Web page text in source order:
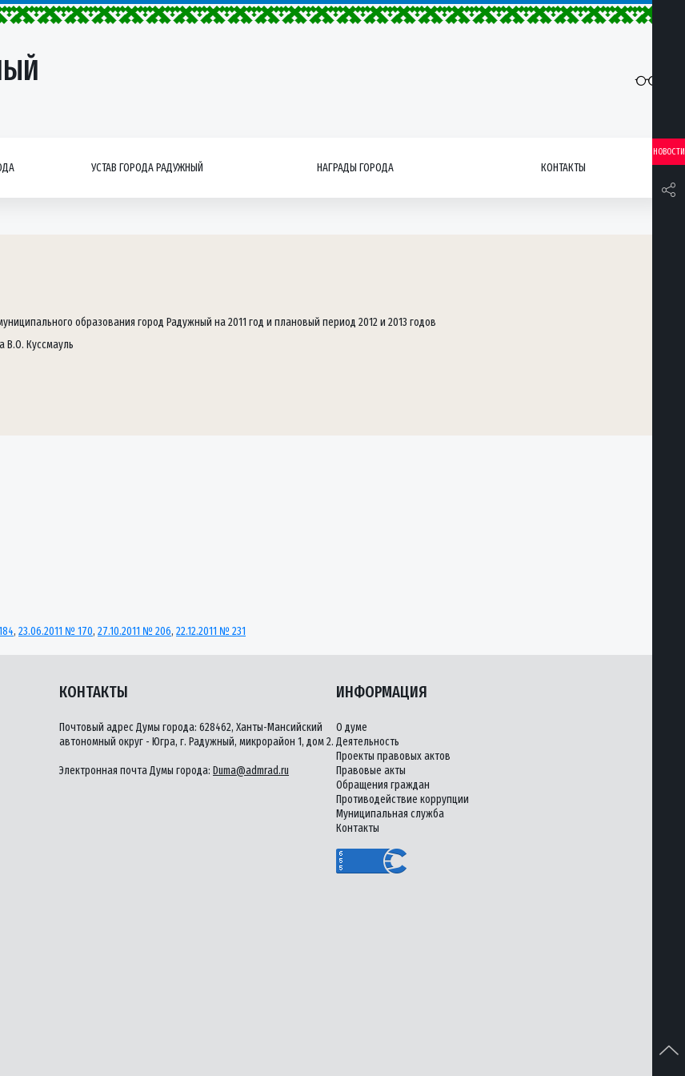
УСТАВ ГОРОДА РАДУЖНЫЙ НАГРАДЫ ГОРОДА КОНТАКТЫ
НОВОСТИ
образования город Радужный на 2011 год и плановый период 2012 и 2013 годов
В.О. Куссмауль
, 23.06.2011 № 170, 27.10.2011 № 206, 22.12.2011 № 231
КОНТАКТЫ
Почтовый адрес Думы города: 628462, Ханты-Мансийский
автономный округ - Югра, г. Радужный, микрорайон 1, дом 2.
Электронная почта Думы города: Duma@admrad.ru
ИНФОРМАЦИЯ
О думе
Деятельность
Проекты правовых актов
Правовые акты
Обращения граждан
Противодействие коррупции
Муниципальная служба
Контакты